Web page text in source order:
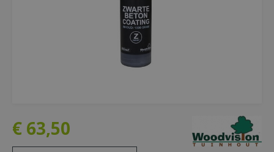
€ 63,50